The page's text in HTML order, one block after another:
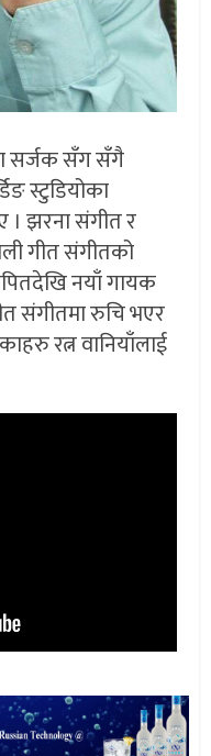
सर्जक सँग सँगै
स्टुडियोका
। झरना संगीत र
गीत संगीतको
नयाँ गायक
संगीतमा रुचि भएर
रत्न वानियाँलाई